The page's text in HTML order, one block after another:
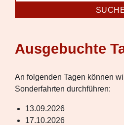
Ausgebuchte
An folgenden Tagen können
Sonderfahrten durchführen:
13.09.2026
17.10.2026